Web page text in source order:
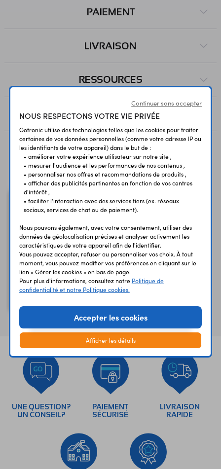
PAIEMENT
LIVRAISON
RESSOURCES
AVIS
Vous avez déja consulté
Télécommande filaire
UNE QUESTION?
UN CONSEIL?
PAIEMENT
SÉCURISÉ
LIVRAISON
RAPIDE
Continuer sans accepter
NOUS RESPECTONS VOTRE VIE PRIVÉE
Gotronic utilise des technologies telles que les cookies pour traiter
certaines de vos données personnelles (comme votre adresse IP ou
les identifiants de votre appareil) dans le but de :
• améliorer votre expérience utilisateur sur notre site ,
• mesurer l'audience et les performances de nos contenus ,
• personnaliser nos offres et recommandations de produits ,
• afficher des publicités pertinentes en fonction de vos centres
d'intérêt ,
• faciliter l'interaction avec des services tiers (ex. réseaux
sociaux, services de chat ou de paiement).
Nous pouvons également, avec votre consentement, utiliser des
données de géolocalisation précises et analyser activement les
caractéristiques de votre appareil afin de l'identifier.
Vous pouvez accepter, refuser ou personnaliser vos choix. À tout
moment, vous pouvez modifier vos préférences en cliquant sur le
lien « Gérer les cookies » en bas de page.
Pour plus d'informations, consultez notre Politique de
confidentialité et notre Politique cookies.
Accepter les cookies
Afficher les détails